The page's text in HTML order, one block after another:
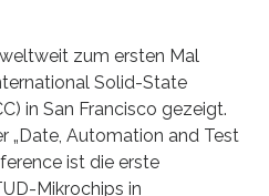
zum ersten Mal
Solid-State
in San Francisco gezeigt.
„Date, Automation and Test
ist die erste
Mikrochips in